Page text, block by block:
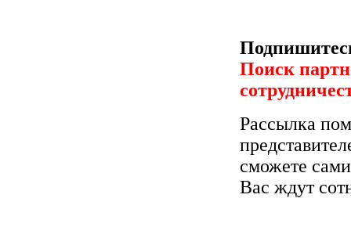
Поиск
Рассылка
сможете
Вас ждут